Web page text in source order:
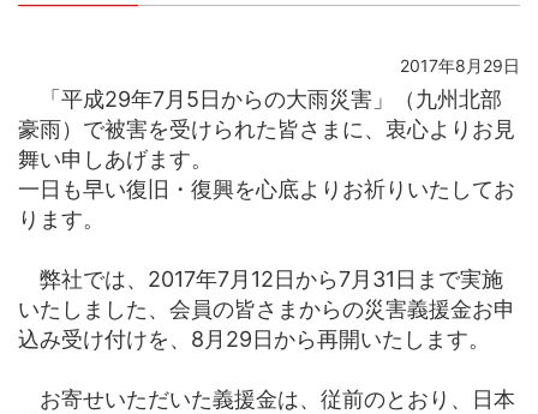
2017年8月29日
「平成29年7月5日からの大雨災害」（九州北部
豪雨）で被害を受けられた皆さまに、衷心よりお見
舞い申しあげます。
一日も早い復旧・復興を心底よりお祈りいたしてお
ります。
弊社では、2017年7月12日から7月31日まで実施
いたしました、会員の皆さまからの災害義援金お申
込み受け付けを、8月29日から再開いたします。
お寄せいただいた義援金は、従前のとおり、日本